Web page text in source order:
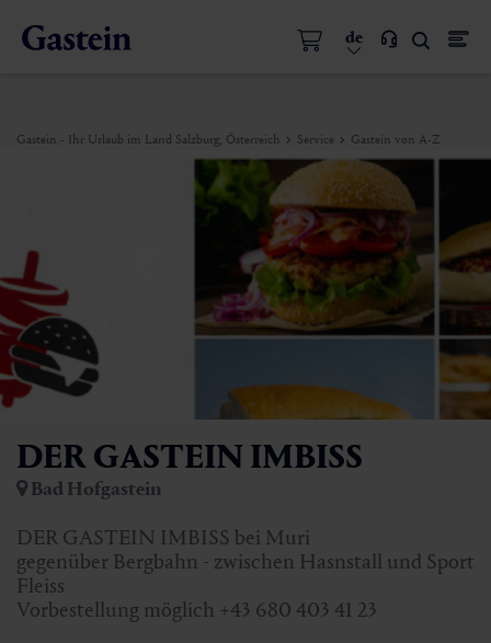
de
Gastein - Ihr Urlaub im Land Salzburg, Österreich Service Gastein von A-Z
DER GASTEIN IMBISS
Bad Hofgastein
DER GASTEIN IMBISS bei Muri
gegenüber Bergbahn - zwischen Hasnstall und Sport
Fleiss
Vorbestellung möglich +43 680 403 41 23